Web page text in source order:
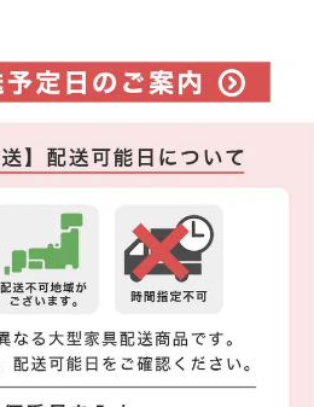
ブル シングルロング
ング